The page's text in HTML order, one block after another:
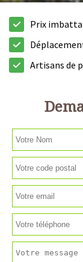
Prix
Artisans de